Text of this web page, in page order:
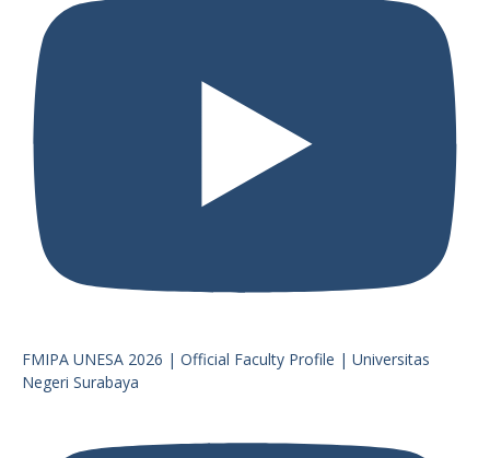
FMIPA UNESA 2026 | Official Faculty Profile | Universitas
Negeri Surabaya